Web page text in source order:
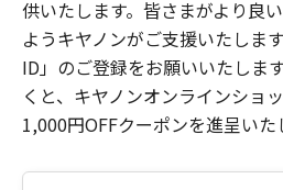
供いたします。皆さまがより良
ようキヤノンがご支援いたしま
ID」のご登録をお願いいたしま
くと、キヤノンオンラインショ
1,000円OFFクーポンを進呈いた